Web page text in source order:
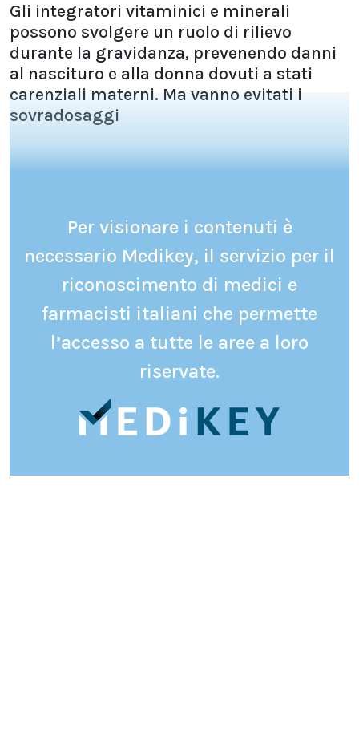
Gli integratori vitaminici e minerali
possono svolgere un ruolo di rilievo
durante la gravidanza, prevenendo danni
al nascituro e alla donna dovuti a stati
carenziali materni. Ma vanno evitati i
sovradosaggi
Per visionare i contenuti è
necessario Medikey, il servizio per il
riconoscimento di medici e
farmacisti italiani che permette
l’accesso a tutte le aree a loro
riservate.